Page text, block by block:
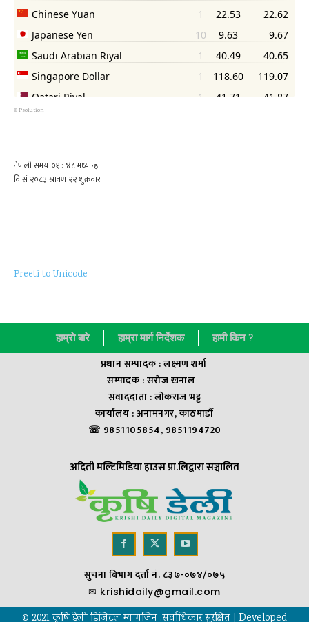
© Psolution
Preeti to Unicode
हाम्राे बारे हाम्रा मार्ग निर्देशक हामी किन ?
प्रधान सम्पादक : लक्ष्मण शर्मा
सम्पादक : सराेज खनाल
संवाददाता : लाेकराज भट्ट
कार्यालय : अनामनगर, काठमाडौं
☏ 9851105854, 9851194720
अदिती मल्टिमिडिया हाउस प्रा.लिद्वारा सञ्चालित
सुचना बिभाग दर्ता नं. ८३७-०७४/०७५
✉ krishidaily@gmail.com
© 2021 कृषि डेली डिजिटल म्यागजिन .सर्वाधिकार सुरक्षित | Developed